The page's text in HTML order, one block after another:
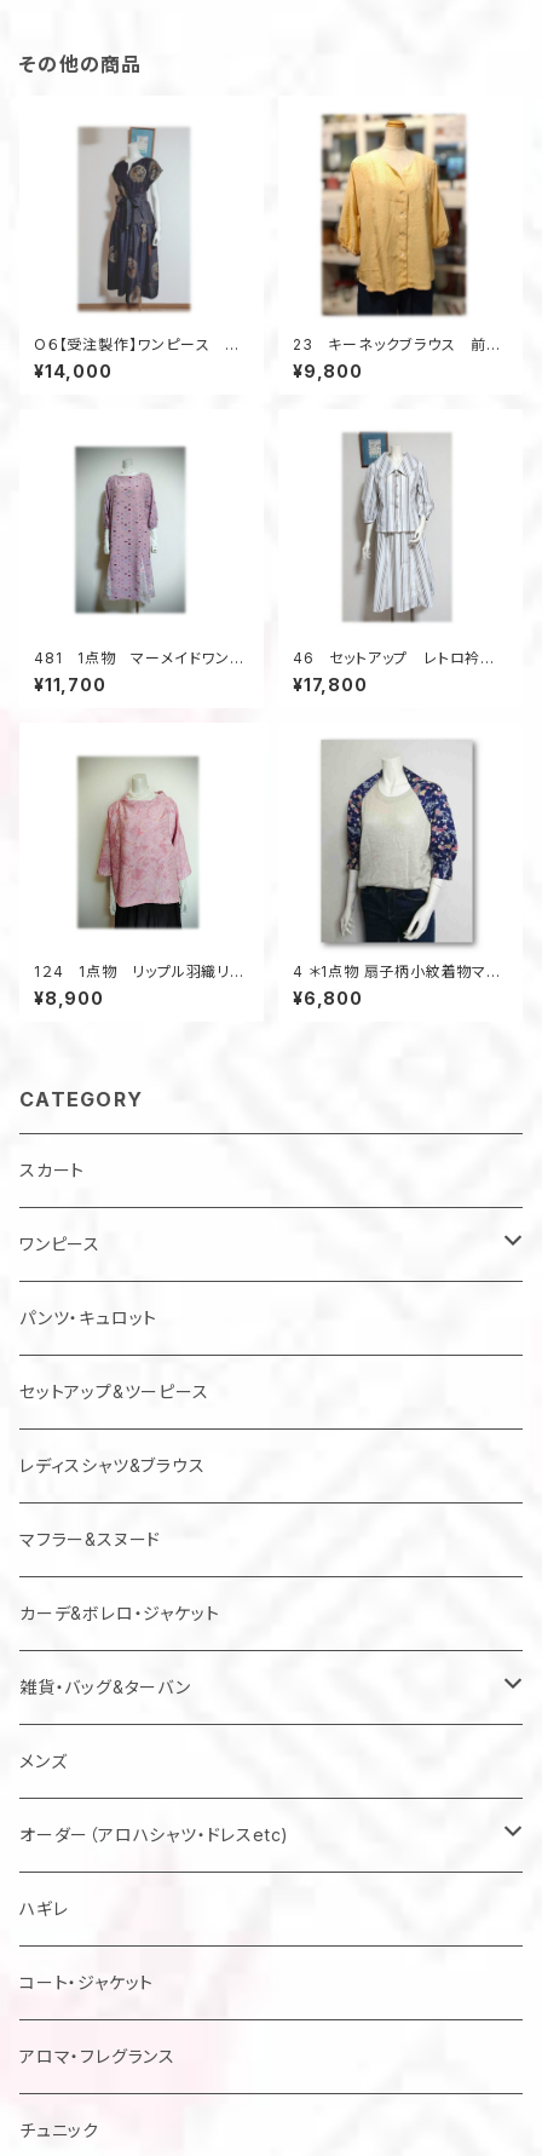
その他の商品
O６【受注製作】ワンピース ジ
ャンパースカート キーネック
ローウェスト 着物リメイク
¥14,000
23 キーネックブラウス 前開
きブラウス 着物アップサイク
ル オーバーブラウス 黄色
¥9,800
481 1点物 マーメイドワンピ
ーㇲ Aライン 着物リメイク
訳アリ価格 シルク ピンク
¥11,700
46 セットアップ レトロ衿ブラ
ウス フレアスカート デッドス
トック浴衣地 ストライプ 夏の
¥17,800
1２4 1点物 リップル羽織リメ
イク プルオーバーブラウス ３
シーズン ツイスト衿 リラック
¥8,900
4 ＊1点物 扇子柄小紋着物マー
ガレット
¥6,800
CATEGORY
スカート
ワンピース
チュニック
ジャンパースカート
パンツ・キュロット
セットアップ&ツーピース
レディスシャツ&ブラウス
マフラー&スヌード
カーデ&ボレロ・ジャケット
雑貨・バッグ&ターバン
バッグ
マスク
メンズ
オーダー（アロハシャツ・ドレスetc)
メンズアロハシャツ他
レディスドレス・シャツ他
ハギレ
コート・ジャケット
アロマ・フレグランス
チュニック